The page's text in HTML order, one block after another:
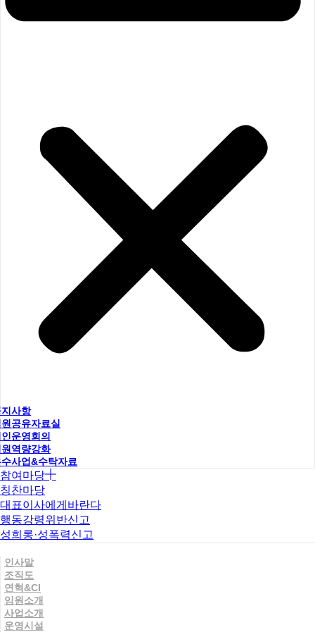
사항
공유자료실
운영회의
역량강화
사업&수탁자료
참여마당
칭찬마당
대표이사에게바란다
행동강령위반신고
성희롱·성폭력신고
인사말
조직도
연혁&CI
임원소개
사업소개
운영시설